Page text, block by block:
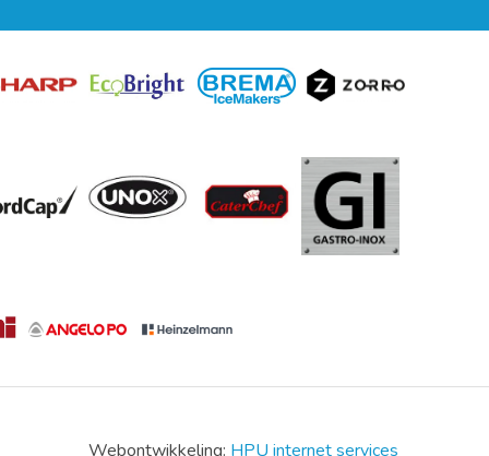
Webontwikkeling: HPU internet services